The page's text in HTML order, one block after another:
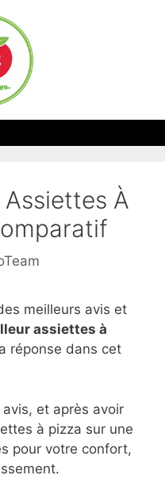
À
meilleurs avis et
assiettes à
réponse dans cet
avis, et après avoir
à pizza sur une
pour votre confort,